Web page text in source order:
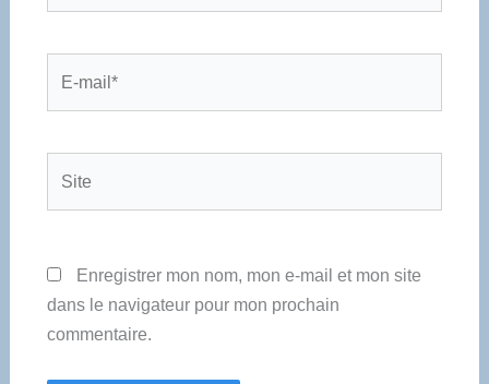
Enregistrer mon nom, mon e-mail et mon site
dans le navigateur pour mon prochain
commentaire.